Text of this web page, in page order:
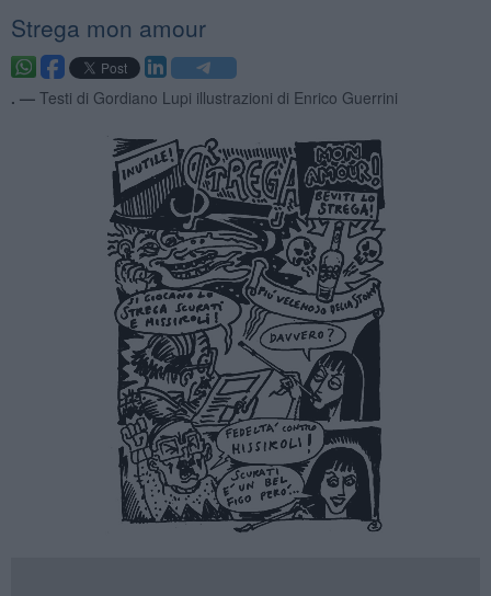
Strega mon amour
. — Testi di Gordiano Lupi illustrazioni di Enrico Guerrini